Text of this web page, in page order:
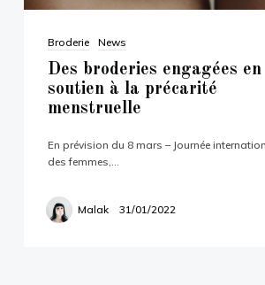
Broderie News
Des broderies engagées en
soutien à la précarité
menstruelle
En prévision du 8 mars – Journée
des femmes,…
Malak 31/01/2022